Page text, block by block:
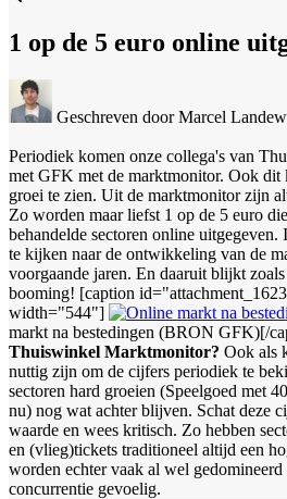
1 op de 5 euro online
Geschreven door Marcel
Periodiek komen onze collega's van
met GFK met de marktmonitor. Ook dit
groei te zien. Uit de marktmonitor zijn
Zo worden maar liefst 1 op de 5 euro
behandelde sectoren online uitgegeven.
te kijken naar de ontwikkeling van de
voorgaande jaren. En daaruit blijkt
booming! [caption
width="544"]
markt na bestedingen (BRON GFK)[/
Thuiswinkel Marktmonitor? Ook als
nuttig zijn om de cijfers periodiek te
sectoren hard groeien (Speelgoed met
nu) nog wat achter blijven. Schat deze
waarde en wees kritisch. Zo hebben
en (vlieg)tickets traditioneel altijd een
worden echter vaak al wel
concurrentie gevoelig.